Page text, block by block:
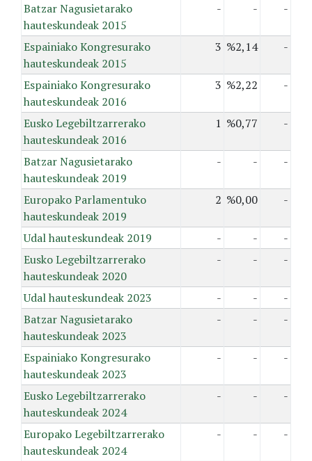
Batzar Nagusietarako
hauteskundeak 2015
- - -
Espainiako Kongresurako
hauteskundeak 2015
3 %2,14 -
Espainiako Kongresurako
hauteskundeak 2016
3 %2,22 -
Eusko Legebiltzarrerako
hauteskundeak 2016
1 %0,77 -
Batzar Nagusietarako
hauteskundeak 2019
- - -
Europako Parlamentuko
hauteskundeak 2019
2 %0,00 -
Udal hauteskundeak 2019 - -
-
Eusko Legebiltzarrerako
hauteskundeak 2020
- - -
Udal hauteskundeak 2023 - -
-
Batzar Nagusietarako
hauteskundeak 2023
- - -
Espainiako Kongresurako
hauteskundeak 2023
- - -
Eusko Legebiltzarrerako
hauteskundeak 2024
- - -
Europako Legebiltzarrerako
hauteskundeak 2024
- - -